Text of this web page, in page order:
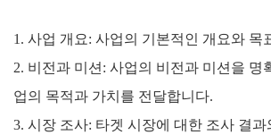
1. 사업 개요: 사업의 기본적인 개요와 목
2. 비전과 미션: 사업의 비전과 미션을 명
업의 목적과 가치를 전달합니다.
3. 시장 조사: 타겟 시장에 대한 조사 결